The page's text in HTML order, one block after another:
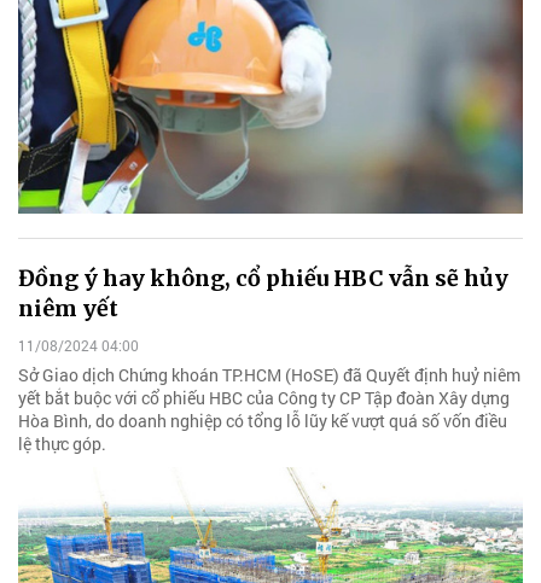
Đồng ý hay không, cổ phiếu HBC vẫn sẽ hủy
niêm yết
11/08/2024 04:00
Sở Giao dịch Chứng khoán TP.HCM (HoSE) đã Quyết định huỷ niêm
yết bắt buộc với cổ phiếu HBC của Công ty CP Tập đoàn Xây dựng
Hòa Bình, do doanh nghiệp có tổng lỗ lũy kế vượt quá số vốn điều
lệ thực góp.